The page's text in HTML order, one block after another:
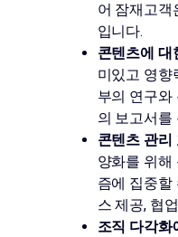
어 잠재고객
입니다.
콘텐츠에 대
미있고 영향
부의 연구와
의 보고서를
콘텐츠 관리
양화를 위해
즘에 집중할
스 제공, 협
조직 다각화